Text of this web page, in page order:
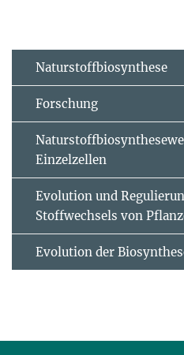
Naturstoffbiosynthese
Forschung
Einzelzellen
Evolution und
Stoffwechsels von
Evolution der